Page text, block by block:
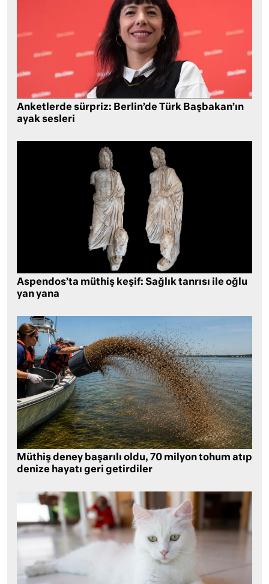
Anketlerde sürpriz: Berlin’de Türk Başbakan’ın
ayak sesleri
Aspendos’ta müthiş keşif: Sağlık tanrısı ile oğlu
yan yana
Müthiş deney başarılı oldu, 70 milyon tohum atıp
denize hayatı geri getirdiler